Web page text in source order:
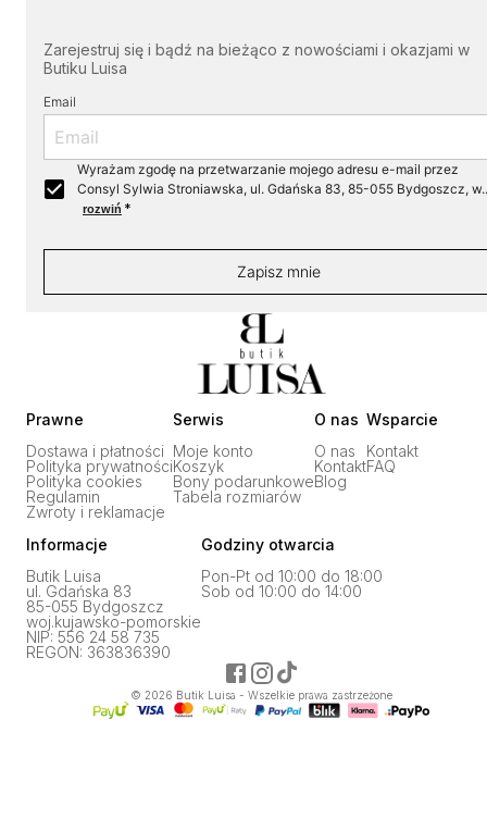
Prawne
Dostawa i płatności
Polityka prywatności
Polityka cookies
Regulamin
Zwroty i reklamacje
Serwis
Moje konto
Koszyk
Bony podarunkowe
Tabela rozmiarów
O nas
O nas
Kontakt
Blog
Wsparcie
Kontakt
FAQ
Informacje
Butik Luisa
ul. Gdańska 83
85-055 Bydgoszcz
woj.kujawsko-pomorskie
NIP: 556 24 58 735
REGON: 363836390
Godziny otwarcia
Pon-Pt od 10:00 do 18:00
Sob od 10:00 do 14:00
Zarejestruj się i bądź na bieżąco z nowościami i okazjami w
Butiku Luisa
Email
Wyrażam zgodę na przetwarzanie mojego adresu e-mail przez
Consyl Sylwia Stroniawska, ul. Gdańska 83, 85-055 Bydgoszcz,
rozwiń *
Zapisz mnie
© 2026 Butik Luisa - Wszelkie prawa zastrzeżone